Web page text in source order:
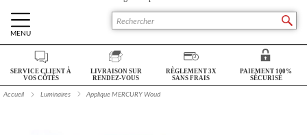
MENU
Retour Accueil
SALON
SERVICE CLIENT À
VOS CÔTÉS
LIVRAISON SUR
RENDEZ-VOUS
RÈGLEMENT 3X
SANS FRAIS
PAIEMENT 100%
SÉCURISÉ
Accueil Luminaires Applique MERCURY Woud